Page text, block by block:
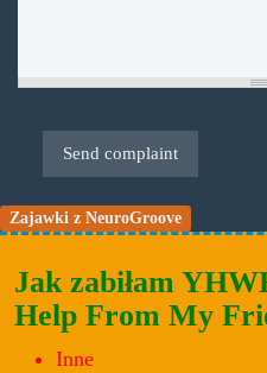
Send complaint
Zajawki z NeuroGroove
Jak zabiłam
Help From My
Inne